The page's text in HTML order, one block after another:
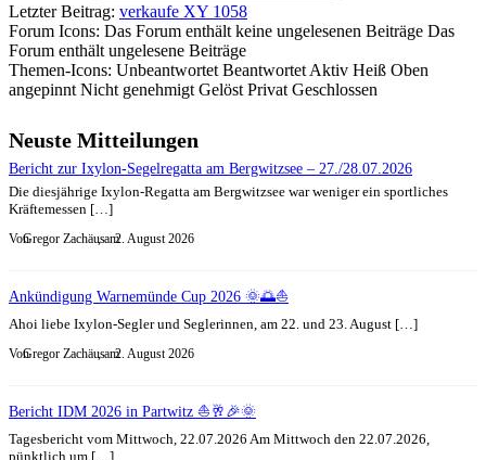
Letzter Beitrag: verkaufe XY 1058
Forum Icons: Das Forum enthält keine ungelesenen Beiträge Das
Forum enthält ungelesene Beiträge
Themen-Icons: Unbeantwortet Beantwortet Aktiv Heiß Oben
angepinnt Nicht genehmigt Gelöst Privat Geschlossen
Neuste Mitteilungen
Bericht zur Ixylon-Segelregatta am Bergwitzsee – 27./28.07.2026
Die diesjährige Ixylon-Regatta am Bergwitzsee war weniger ein sportliches
Kräftemessen […]
VonGregor Zachäus, am2. August 2026
Ankündigung Warnemünde Cup 2026 🌞🌅⛵
Ahoi liebe Ixylon-Segler und Seglerinnen, am 22. und 23. August […]
VonGregor Zachäus, am2. August 2026
Bericht IDM 2026 in Partwitz ⛵🥂🎉🌞
Tagesbericht vom Mittwoch, 22.07.2026 Am Mittwoch den 22.07.2026,
pünktlich um […]